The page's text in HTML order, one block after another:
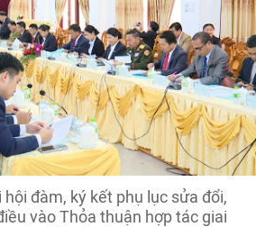
hội đàm, ký kết phụ lục sửa đổi,
vào Thỏa thuận hợp tác giai